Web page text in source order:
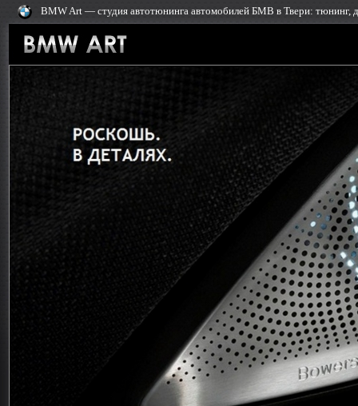
BMW Art — cтудия автотюнинга автомобилей БМВ в Твери: тюнинг,